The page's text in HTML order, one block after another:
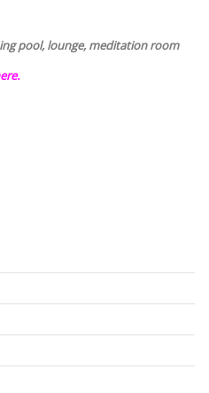
pool, lounge, meditation room
.